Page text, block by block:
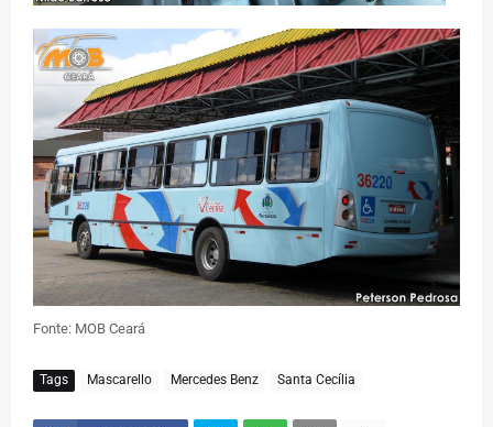
Fonte: MOB Ceará
Tags Mascarello Mercedes Benz Santa Cecília